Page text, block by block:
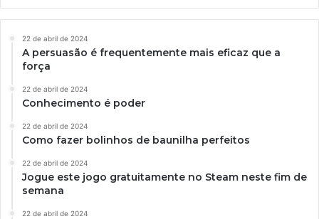
22 de abril de 2024
A persuasão é frequentemente mais eficaz que a
força
22 de abril de 2024
Conhecimento é poder
22 de abril de 2024
Como fazer bolinhos de baunilha perfeitos
22 de abril de 2024
Jogue este jogo gratuitamente no Steam neste fim de
semana
22 de abril de 2024